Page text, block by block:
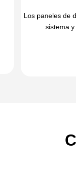
Los paneles de
sistema